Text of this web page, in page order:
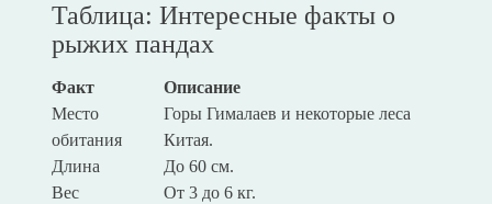
Таблица: Интересные факты о
рыжих пандах
Факт
Описание
Место
обитания
Горы Гималаев и некоторые леса
Китая.
Длина
До 60 см.
Вес
От 3 до 6 кг.